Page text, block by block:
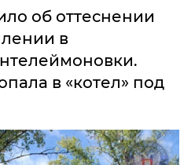
об оттеснении
в
в «котел» под